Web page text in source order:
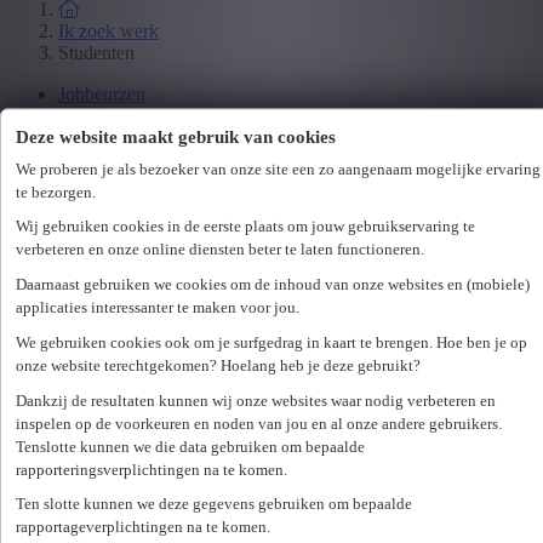
Deze website maakt gebruik van cookies
We proberen je als bezoeker van onze site een zo aangenaam mogelijke ervaring
te bezorgen.
Wij gebruiken cookies in de eerste plaats om jouw gebruikservaring te
verbeteren en onze online diensten beter te laten functioneren.
Daarnaast gebruiken we cookies om de inhoud van onze websites en (mobiele)
applicaties interessanter te maken voor jou.
We gebruiken cookies ook om je surfgedrag in kaart te brengen. Hoe ben je op
onze website terechtgekomen? Hoelang heb je deze gebruikt?
Dankzij de resultaten kunnen wij onze websites waar nodig verbeteren en
inspelen op de voorkeuren en noden van jou en al onze andere gebruikers.
Tenslotte kunnen we die data gebruiken om bepaalde
rapporteringsverplichtingen na te komen.
Ten slotte kunnen we deze gegevens gebruiken om bepaalde
rapportageverplichtingen na te komen.
Ik zoek werk
Studenten
Jobbeurzen
Wetgeving
Ik zoek personeel
Specialisaties
Customer Care
Accounting & Finance
Maritiem
Ik zoek personeel
Hr-diensten
Assessments
Flexi-jobs
Projectsourcing